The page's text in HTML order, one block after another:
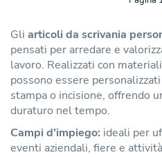
Gli articoli da scrivania
pensati per arredare e
lavoro. Realizzati con
possono essere
stampa o incisione, offrendo
duraturo nel tempo.
Campi d'impiego: ideali per
eventi aziendali, fiere e